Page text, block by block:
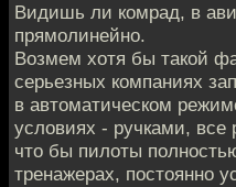
Видишь ли комрад, в
прямолинейно.
Возмем хотя бы такой
серьезных компаниях
в автоматическом
условиях - ручками, все
что бы пилоты
тренажерах, постоянно